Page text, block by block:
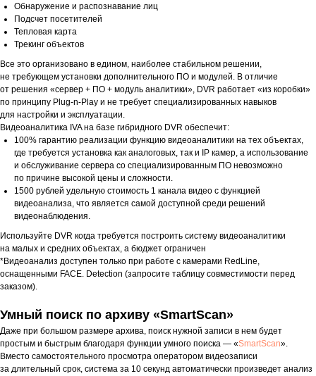
Обнаружение и распознавание лиц
Подсчет посетителей
Тепловая карта
Трекинг объектов
Все это организовано в едином, наиболее стабильном решении,
не требующем установки дополнительного ПО и модулей. В отличие
от решения «сервер + ПО + модуль аналитики», DVR работает «из коробки»
по принципу Plug-n-Play и не требует специализированных навыков
для настройки и эксплуатации.
Видеоаналитика IVA на базе гибридного DVR обеспечит:
100% гарантию реализации функцию видеоаналитики на тех объектах,
где требуется установка как аналоговых, так и IP камер, а использование
и обслуживание сервера со специализированным ПО невозможно
по причине высокой цены и сложности.
1500 рублей удельную стоимость 1 канала видео с функцией
видеоанализа, что является самой доступной среди решений
видеонаблюдения.
Используйте DVR когда требуется построить систему видеоаналитики
на малых и средних объектах, а бюджет ограничен
*Видеоанализ доступен только при работе с камерами RedLine,
оснащенными FACE. Detection (запросите таблицу совместимости перед
заказом).
Умный поиск по архиву «SmartScan»
Даже при большом размере архива, поиск нужной записи в нем будет
простым и быстрым благодаря функции умного поиска — «SmartScan».
Вместо самостоятельного просмотра оператором видеозаписи
за длительный срок, система за 10 секунд автоматически произведет анализ